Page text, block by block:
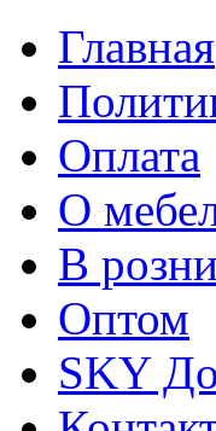
Главная
Оплата
О
В
Оптом
SKY